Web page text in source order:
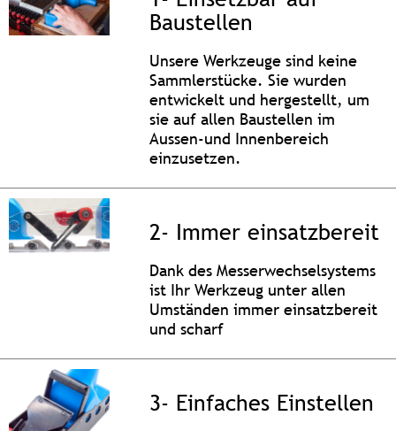
Baustellen
Unsere Werkzeuge sind keine
Sammlerstücke. Sie wurden
entwickelt und hergestellt, um
sie auf allen Baustellen im
Aussen-und Innenbereich
einzusetzen.
2- Immer einsatzbereit
Dank des Messerwechselsystems
ist Ihr Werkzeug unter allen
Umständen immer einsatzbereit
und scharf
3- Einfaches Einstellen